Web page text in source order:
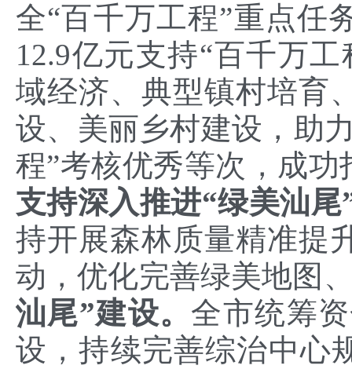
全“百千万工程”重点任
12.9亿元支持“百千万
域经济、典型镇村培育
设、美丽乡村建设，助
程”考核优秀等次，成
支持深入推进“绿美汕尾
持开展森林质量精准提
动，优化完善绿美地图
汕尾”建设。 全市统筹
设，持续完善综治中心